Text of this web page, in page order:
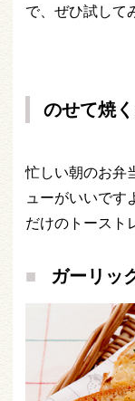
で、ぜひ試して
のせて焼
忙しい朝のお弁
ューがいいです
だけのトースト
ガーリッ